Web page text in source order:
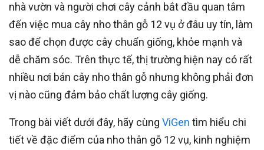
nhà vườn và người chơi cây cảnh bắt đầu quan tâm
đến việc mua cây nho thân gỗ 12 vụ ở đâu uy tín, làm
sao để chọn được cây chuẩn giống, khỏe mạnh và
dễ chăm sóc. Trên thực tế, thị trường hiện nay có rất
nhiều nơi bán cây nho thân gỗ nhưng không phải đơn
vị nào cũng đảm bảo chất lượng cây giống.
Trong bài viết dưới đây, hãy cùng ViGen tìm hiểu chi
tiết về đặc điểm của nho thân gỗ 12 vụ, kinh nghiệm